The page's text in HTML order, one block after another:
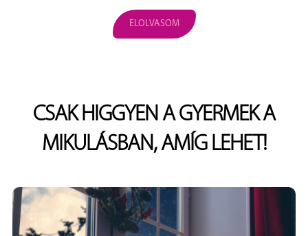
ELOLVASOM
CSAK HIGGYEN A GYERMEK A
MIKULÁSBAN, AMÍG LEHET!